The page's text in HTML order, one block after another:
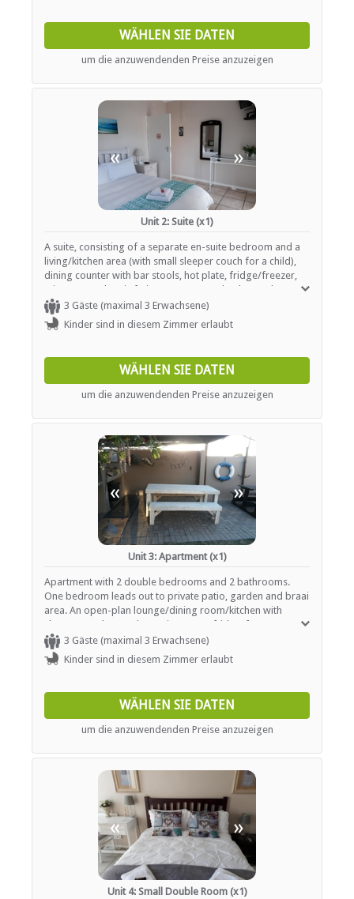
ESSEN UND TRINKEN
Braai / Grill (BBQ)
INTERNET
Kostenloses Wi-Fi
Flughafentransfers
WÄHLEN SIE DATEN
um die anzuwendenden Preise anzuzeigen
« »
Unit 2: Suite (x1)
A suite, consisting of a separate en-suite bedroom and a
living/kitchen area (with small sleeper couch for a child),
dining counter with bar stools, hot plate, fridge/freezer,
microwave, electric frying pan, toaster, kettle, crockery,
etc. 3 Gäste (maximal 3 Erwachsene)
Kinder sind in diesem Zimmer erlaubt
WÄHLEN SIE DATEN
um die anzuwendenden Preise anzuzeigen
« »
Unit 3: Apartment (x1)
Apartment with 2 double bedrooms and 2 bathrooms.
One bedroom leads out to private patio, garden and braai
area. An open-plan lounge/dining room/kitchen with
sleeper couch. Hot plate, microwave, fridge/freezer,
crockery, etc.
3 Gäste (maximal 3 Erwachsene)
Kinder sind in diesem Zimmer erlaubt
WÄHLEN SIE DATEN
um die anzuwendenden Preise anzuzeigen
« »
Unit 4: Small Double Room (x1)